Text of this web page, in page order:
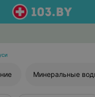
Минеральные